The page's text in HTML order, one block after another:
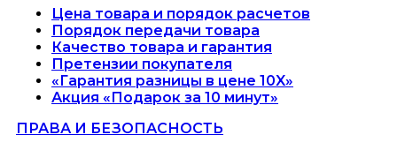
Цена товара и порядок расчетов
Порядок передачи товара
Качество товара и гарантия
Претензии покупателя
«Гарантия разницы в цене 10X»
Акция «Подарок за 10 минут»
ПРАВА И БЕЗОПАСНОСТЬ